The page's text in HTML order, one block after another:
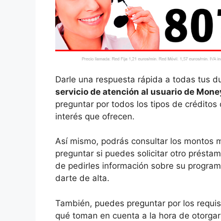
Darle una respuesta rápida a todas tus
servicio de atención al usuario de
preguntar por todos los tipos de
interés que ofrecen.
Así mismo, podrás consultar los montos
preguntar si puedes solicitar otro
de pedirles información sobre su
darte de alta.
También, puedes preguntar por los
qué toman en cuenta a la hora de